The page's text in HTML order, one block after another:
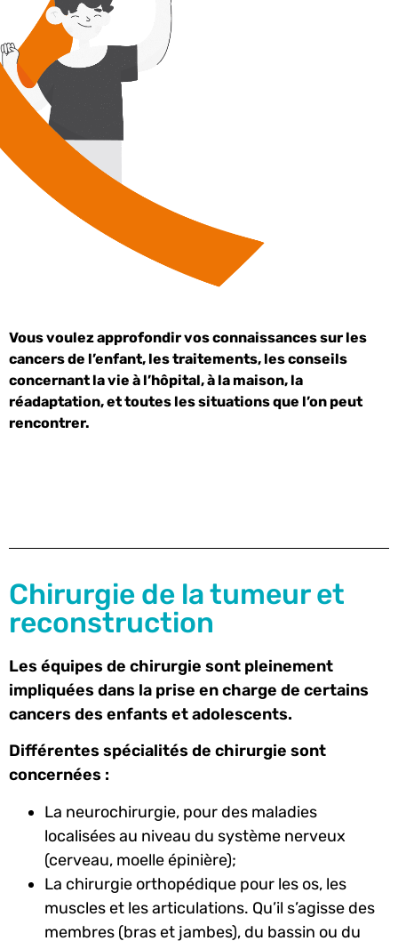
Vous voulez approfondir vos connaissances sur les
cancers de l’enfant, les traitements, les conseils
concernant la vie à l’hôpital, à la maison, la
réadaptation, et toutes les situations que l’on peut
rencontrer.
Chirurgie de la tumeur et
reconstruction
Les équipes de chirurgie sont pleinement
impliquées dans la prise en charge de certains
cancers des enfants et adolescents.
Différentes spécialités de chirurgie sont
concernées :
La neurochirurgie, pour des maladies
localisées au niveau du système nerveux
(cerveau, moelle épinière);
La chirurgie orthopédique pour les os, les
muscles et les articulations. Qu’il s’agisse des
membres (bras et jambes), du bassin ou du